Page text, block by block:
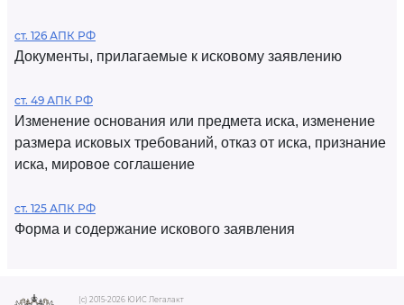
ст. 126 АПК РФ
Документы, прилагаемые к исковому заявлению
ст. 49 АПК РФ
Изменение основания или предмета иска, изменение
размера исковых требований, отказ от иска, признание
иска, мировое соглашение
ст. 125 АПК РФ
Форма и содержание искового заявления
(c) 2015-2026 ЮИС Легалакт